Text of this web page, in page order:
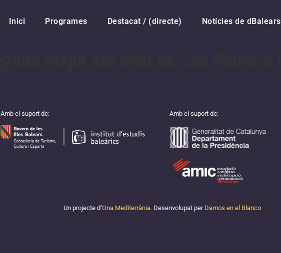
Inici Programes Destacat / (directe) Notícies de dBalears
Amb el suport de: Amb el suport de:
Un projecte d’Ona Mediterrània.Desenvolupat per Damos en el Blanco